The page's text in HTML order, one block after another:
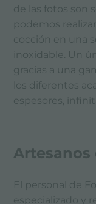
de las fotos son
podemos
cocción en una
inoxidable. Un
gracias a una
los diferentes
espesores,
Artesanos
El personal de
especializado y